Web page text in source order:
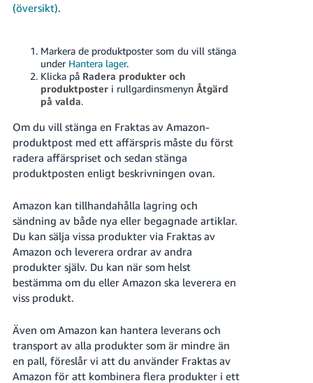
(översikt).
Markera de produktposter som du vill stänga
under Hantera lager.
Klicka på Radera produkter och
produktposteri rullgardinsmenyn Åtgärd
på valda.
Om du vill stänga en Fraktas av Amazon-
produktpost med ett affärspris måste du först
radera affärspriset och sedan stänga
produktposten enligt beskrivningen ovan.
Amazon kan tillhandahålla lagring och
sändning av både nya eller begagnade artiklar.
Du kan sälja vissa produkter via Fraktas av
Amazon och leverera ordrar av andra
produkter själv. Du kan när som helst
bestämma om du eller Amazon ska leverera en
viss produkt.
Även om Amazon kan hantera leverans och
transport av alla produkter som är mindre än
en pall, föreslår vi att du använder Fraktas av
Amazon för att kombinera flera produkter i ett